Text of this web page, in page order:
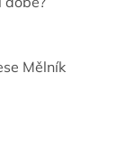
Mělník